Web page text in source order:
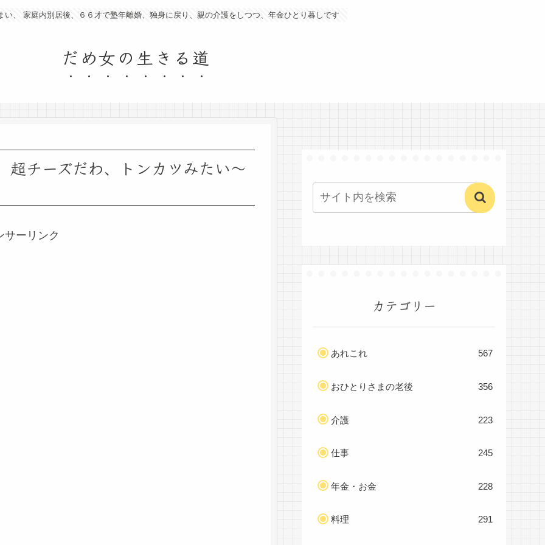
い、 家庭内別居後、６６才で塾年離婚、独身に戻り、親の介護をしつつ、年金ひとり暮しです
だめ女の生きる道
超チーズだわ、トンカツみたい～
サーリンク
カテゴリー
あれこれ 567
おひとりさまの老後 356
介護 223
仕事 245
年金・お金 228
料理 291